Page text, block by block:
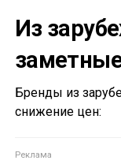
Из
Бренды из
снижение цен: